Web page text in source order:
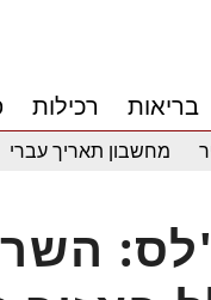
בריאות רכילות
מחשבון תאריך עברי